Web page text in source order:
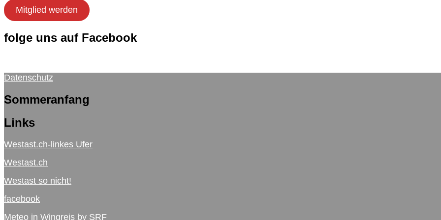
Mitglied werden
folge uns auf Facebook
Datenschutz
Sommeranfang
Links
Westast.ch-linkes Ufer
Westast.ch
Westast so nicht!
facebook
Meteo in Wingreis by SRF